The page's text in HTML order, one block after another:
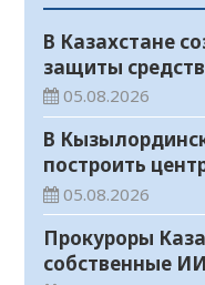
В Казахстане
защиты
05.08.2026
В
построить
05.08.2026
Прокуроры
собственные